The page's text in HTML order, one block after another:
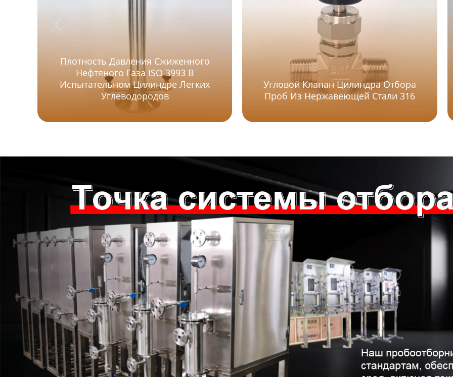
Плотность Давления Сжиженного
Нефтяного Газа ISO 3993 В
Испытательном Цилиндре Легких
Углеводородов
Угловой Клапан Цилиндра Отбора
Проб Из Нержавеющей Стали 316